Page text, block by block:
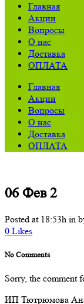
Главная
Акции
Вопросы
О нас
Доставка
ОПЛАТА
Главная
Акции
Вопросы
О нас
Доставка
ОПЛАТА
06 Фев2
Posted at 18:53h in
0 Likes
No Comments
Sorry, the comment
ИП Тютрюмова